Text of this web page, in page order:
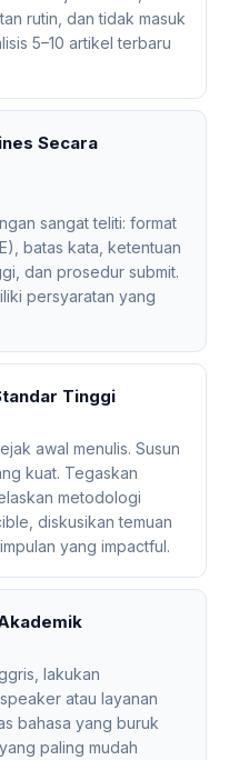
rutin, dan tidak masuk
5–10 artikel terbaru
Secara
sangat teliti: format
batas kata, ketentuan
dan prosedur submit.
persyaratan yang
Tinggi
awal menulis. Susun
kuat. Tegaskan
metodologi
diskusikan temuan
yang impactful.
lakukan
atau layanan
bahasa yang buruk
paling mudah